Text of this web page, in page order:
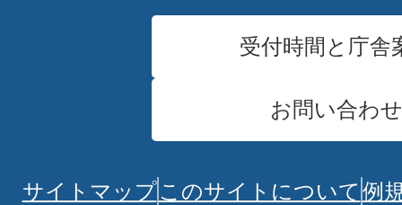
受付時間と庁舎
お問い合わせ
サイトマップこのサイトについて 例